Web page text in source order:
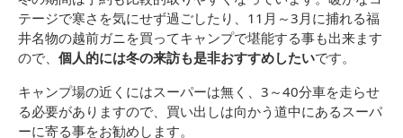
テージで寒さを気にせず過ごしたり、11月～3月に捕れる福
井名物の越前ガニを買ってキャンプで堪能する事も出来ます
ので、 個人的には冬の来訪も是非おすすめしたいです。
キャンプ場の近くにはスーパーは無く、3～40分車を走らせ
る必要がありますので、買い出しは向かう道中にあるスーパ
ーに寄る事をお勧めします。